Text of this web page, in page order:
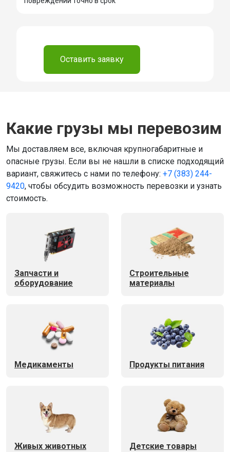
Оставить заявку
Какие грузы мы перевозим
Мы доставляем все, включая крупногабаритные и
опасные грузы. Если вы не нашли в списке подходящий
вариант, свяжитесь с нами по телефону: +7 (383) 244-
9420, чтобы обсудить возможность перевозки и узнать
стоимость.
Запчасти и
оборудование
Строительные
материалы
Медикаменты Продукты питания
Живых животных Детские товары